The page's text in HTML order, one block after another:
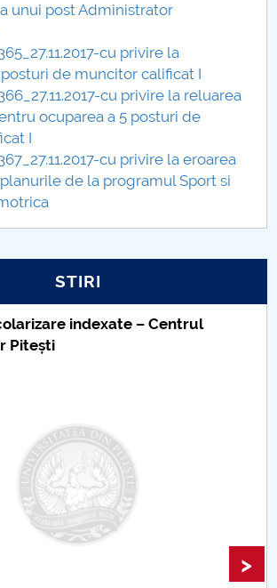
unui post Administrator
cu privire la
de muncitor calificat I
cu privire la reluarea
ocuparea a 5 posturi de
I
cu privire la eroarea
de la programul Sport si
STIRI
indexate – Centrul
Pitești
>